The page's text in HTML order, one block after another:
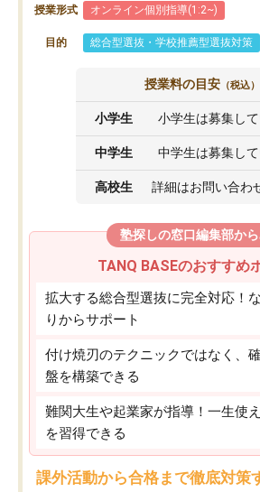
授業形式 オンライン個別指導(1:2~)
目的 総合型選抜・学校推薦型選抜対策
授業料の目安 （税込）
小学生 小学生は募集し
中学生 中学生は募集し
高校生 詳細はお問い合わ
塾探しの窓口編集部か
TANQ BASEのおすすめ
拡大する総合型選抜に完全対応！
りからサポート
付け焼刃のテクニックではなく、
盤を構築できる
難関大生や起業家が指導！一生使
を習得できる
課外活動から合格まで徹底対策